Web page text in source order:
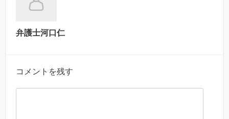
弁護士河口仁
コメントを残す